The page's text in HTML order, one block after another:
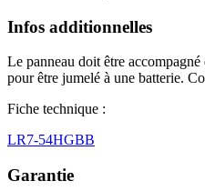
Infos additionnelles
Le panneau doit être
pour être jumelé à une batterie.
Fiche technique :
LR7-54HGBB
Garantie